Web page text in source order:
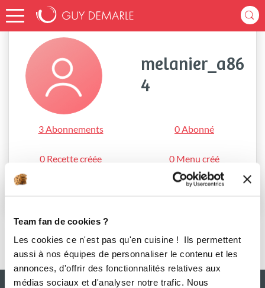
Team fan de cookies ?
Les cookies ce n'est pas qu'en cuisine ! Ils permettent
aussi à nos équipes de personnaliser le contenu et les
annonces, d'offrir des fonctionnalités relatives aux
médias sociaux et d'analyser notre trafic. Nous
Accueil melanier_a864
melanier_a86
4
3 Abonnements 0 Abonné
0 Recette créée 0 Menu créé